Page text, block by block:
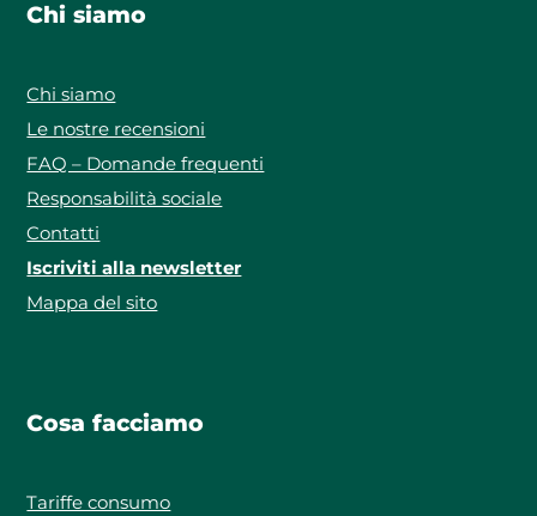
Chi siamo
Chi siamo
Le nostre recensioni
FAQ – Domande frequenti
Responsabilità sociale
Contatti
Iscriviti alla newsletter
Mappa del sito
Cosa facciamo
Tariffe consumo